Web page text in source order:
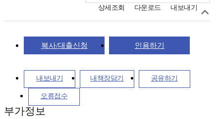
상세조회 다운로드 내보내기
복사/대출신청 인용하기
내보내기 내책장담기 공유하기
오류접수
부가정보